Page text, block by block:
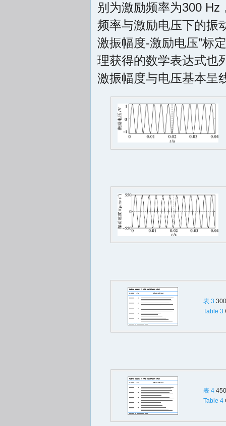
别为激励频率为300 Hz
频率与激励电压下的振
激振幅度-激励电压”标
理获得的数学表达式也
激振幅度与电压基本呈
表 3
Table 3
表 4
Table 4